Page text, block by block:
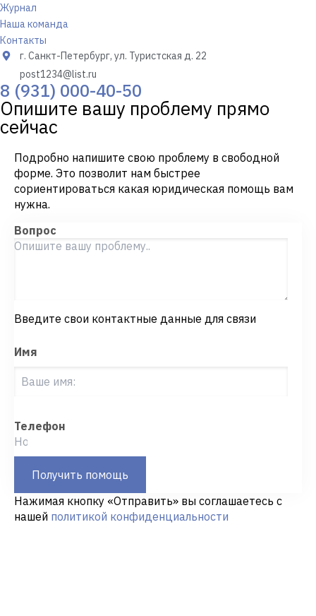
Журнал
Наша команда
Контакты
г. Санкт-Петербург, ул. Туристская д. 22
post1234@list.ru
8 (931) 000-40-50
Опишите вашу проблему прямо
сейчас
Подробно напишите свою проблему в свободной
форме. Это позволит нам быстрее
сориентироваться какая юридическая помощь вам
нужна.
Вопрос
Введите свои контактные данные для связи
Имя
Телефон
Получить помощь
Нажимая кнопку «Отправить» вы соглашаетесь с
нашей политикой конфиденциальности